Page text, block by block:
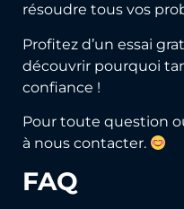
résoudre tous vos
Profitez d’un essai
découvrir pourquoi
confiance !
Pour toute question
à nous contacter.
FAQ